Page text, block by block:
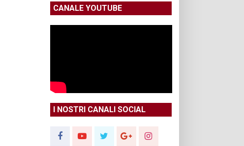
CANALE YOUTUBE
I NOSTRI CANALI SOCIAL